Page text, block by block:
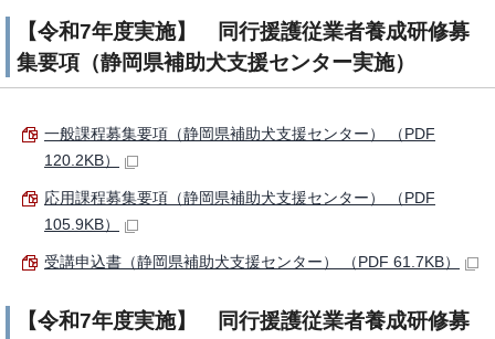
【令和7年度実施】 同行援護従業者養成研修募
集要項（静岡県補助犬支援センター実施）
一般課程募集要項（静岡県補助犬支援センター） （PDF
120.2KB）
応用課程募集要項（静岡県補助犬支援センター） （PDF
105.9KB）
受講申込書（静岡県補助犬支援センター） （PDF 61.7KB）
【令和7年度実施】 同行援護従業者養成研修募